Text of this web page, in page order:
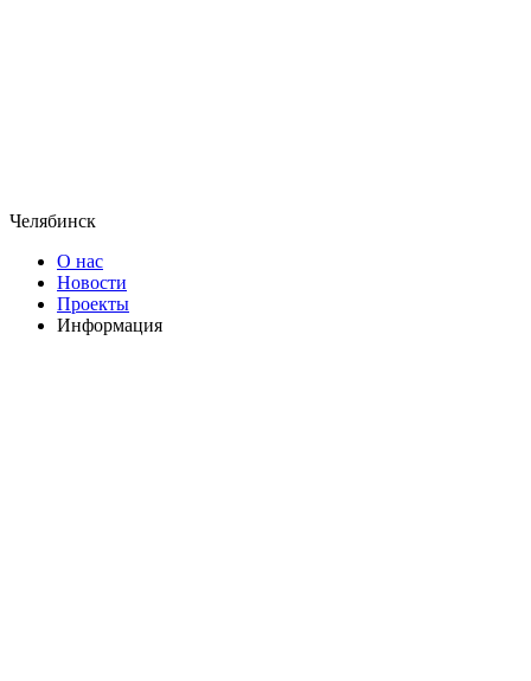
Челябинск
О нас
Новости
Проекты
Информация